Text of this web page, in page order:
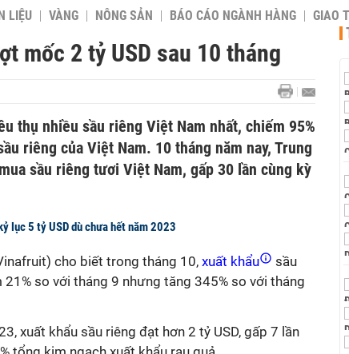
LIỆU VÀNG NÔNG SẢN BÁO CÁO NGÀNH HÀNG GIAO
mốc 2 tỷ USD sau 10 tháng
thụ nhiều sầu riêng Việt Nam nhất, chiếm 95%
riêng của Việt Nam. 10 tháng năm nay, Trung
sầu riêng tươi Việt Nam, gấp 30 lần cùng kỳ
lục 5 tỷ USD dù chưa hết năm 2023
cho biết trong tháng 10, xuất khẩu
sầu
21% so với tháng 9 nhưng tăng 345% so với tháng
xuất khẩu sầu riêng đạt hơn 2 tỷ USD, gấp 7 lần